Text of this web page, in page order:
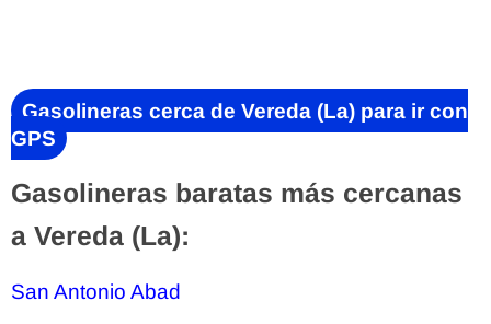
Gasolineras cerca de Vereda (La) para ir con
GPS
Gasolineras baratas más cercanas
a Vereda (La):
San Antonio Abad